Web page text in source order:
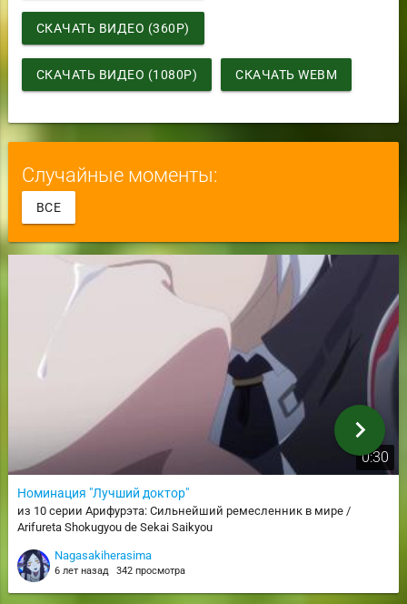
СКАЧАТЬ ВИДЕО (360P)
СКАЧАТЬ ВИДЕО (1080P) СКАЧАТЬ WEBM
Случайные моменты:
ВСЕ
0:30
Номинация "Лучший доктор"
из 10 серии Арифурэта: Сильнейший ремесленник в мире /
Arifureta Shokugyou de Sekai Saikyou
Nagasakiherasima
6 лет назад 342 просмотра
chevron_right